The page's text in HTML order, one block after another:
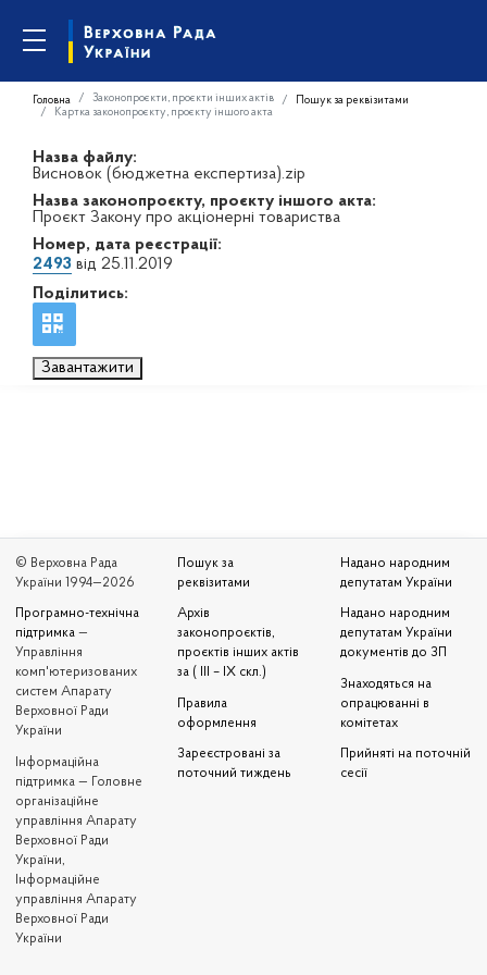
Головна Законопроєкти, проєкти інших актів
Пошук за реквізитами
Картка законопроєкту, проєкту іншого акта
Назва файлу:
Висновок (бюджетна експертиза).zip
Назва законопроєкту, проєкту іншого акта:
Проєкт Закону про акціонерні товариства
Номер, дата реєстрації:
2493 від 25.11.2019
Поділитись:
Завантажити
© Верховна Рада
України 1994—2026
Програмно-технічна
підтримка —
Управління
комп'ютеризованих
систем Апарату
Верховної Ради
України
Iнформаційна
підтримка — Головне
організаційне
управління Апарату
Верховної Ради
України,
Інформаційне
управління Апарату
Верховної Ради
України
Пошук за
реквізитами
Архів
законопроєктів,
проєктів інших актів
за ( III – IX скл.)
Правила
оформлення
Зареєстровані за
поточний тиждень
Надано народним
депутатам України
Надано народним
депутатам України
документів до ЗП
Знаходяться на
опрацюванні в
комітетах
Прийняті на поточній
сесії